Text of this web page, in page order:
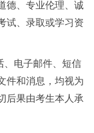
德、专业伦理、诚
试、录取或学习资
、电子邮件、短信
件和消息，均视为
后果由考生本人承